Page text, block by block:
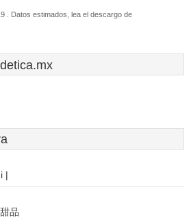
. Datos estimados, lea el descargo de
品